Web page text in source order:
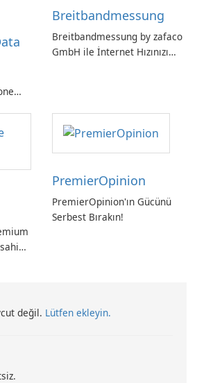
Breitbandmessung
Breitbandmessung by zafaco
GmbH ile İnternet Hızınızı
PremierOpinion
PremierOpinion'ın Gücünü
Serbest Bırakın!
değil. Lütfen ekleyin.